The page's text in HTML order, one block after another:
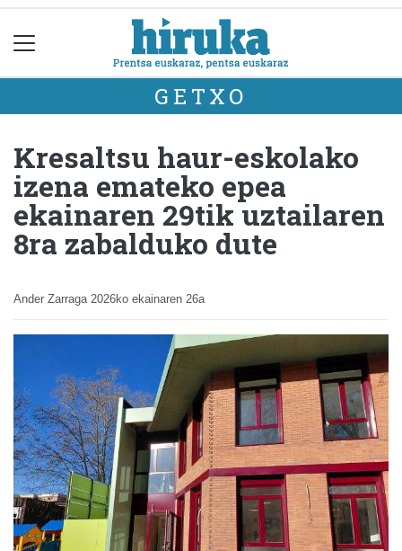
GETXO
Kresaltsu haur-eskolako
izena emateko epea
ekainaren 29tik uztailaren
8ra zabalduko dute
Ander Zarraga 2026ko ekainaren 26a